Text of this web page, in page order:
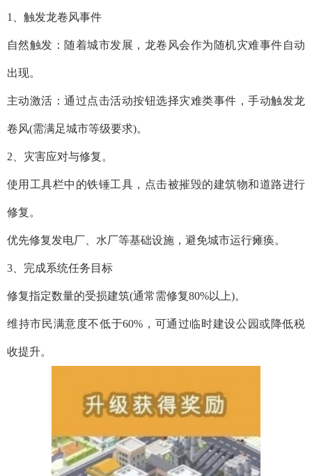
‌1、触发龙卷风事件‌
自然触发：随着城市发展，龙卷风会作为随机灾难事件自动
出现。‌
主动激活：通过点击活动按钮选择灾难类事件，手动触发龙
卷风(需满足城市等级要求)。‌
2、灾害应对与修复‌。
使用工具栏中的铁锤工具，点击被摧毁的建筑物和道路进行
修复。‌
优先修复发电厂、水厂等基础设施，避免城市运行瘫痪。‌‌
3、完成系统任务目标‌
修复指定数量的受损建筑(通常需修复80%以上)。‌‌
维持市民满意度不低于60%，可通过临时建设公园或降低税
收提升。